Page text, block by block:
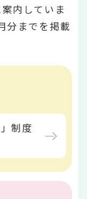
内していま
分までを掲載
制度